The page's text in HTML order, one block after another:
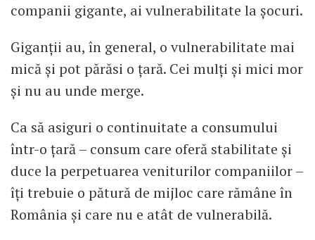
companii gigante, ai vulnerabilitate la șocuri.
Giganții au, în general, o vulnerabilitate mai
mică și pot părăsi o țară. Cei mulți și mici mor
și nu au unde merge.
Ca să asiguri o continuitate a consumului
într-o țară – consum care oferă stabilitate și
duce la perpetuarea veniturilor companiilor –
îți trebuie o pătură de mijloc care rămâne în
România și care nu e atât de vulnerabilă.